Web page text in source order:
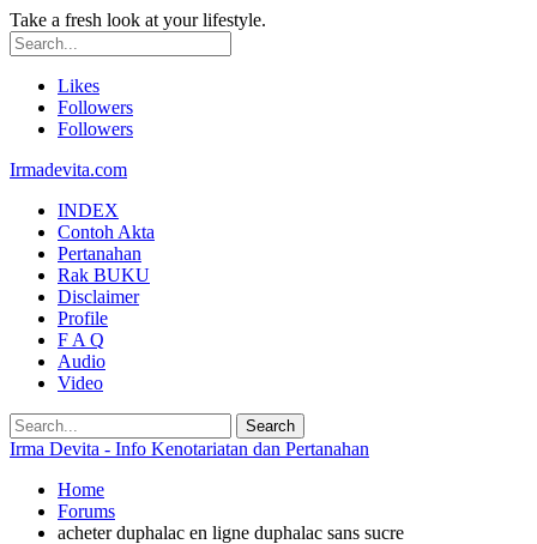
Take a fresh look at your lifestyle.
Likes
Followers
Followers
Irmadevita.com
INDEX
Contoh Akta
Pertanahan
Rak BUKU
Disclaimer
Profile
F A Q
Audio
Video
Irma Devita - Info Kenotariatan dan Pertanahan
Home
Forums
acheter duphalac en ligne duphalac sans sucre